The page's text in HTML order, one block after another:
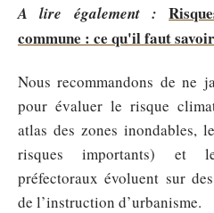
A lire également :
commune : ce qu'il faut savoir
Nous recommandons de ne
pour évaluer le risque
atlas des zones inondables,
risques importants) et
préfectoraux évoluent sur
de l’instruction d’urbanisme.